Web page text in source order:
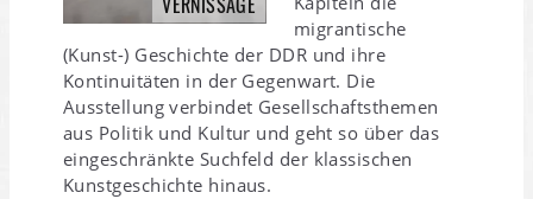
migrantische
(Kunst-) Geschichte der DDR und ihre
Kontinuitäten in der Gegenwart. Die
Ausstellung verbindet Gesellschaftsthemen
aus Politik und Kultur und geht so über das
eingeschränkte Suchfeld der klassischen
Kunstgeschichte hinaus.